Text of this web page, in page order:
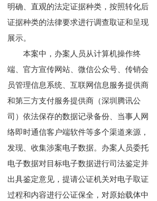
明确、直观的法定证据种类，按照转化后
证据种类的法律要求进行调查取证和呈现
展示。
本案中，办案人员从计算机操作终
端、官方宣传网站、微信公众号、传销会
员管理信息系统、互联网信息服务提供商
和第三方支付服务提供商（深圳腾讯公
司）依法保存的数据记录备份、当事人网
络即时通信客户端软件等多个渠道来源，
发现、收集涉案电子数据。办案人员委托
电子数据对目标电子数据进行司法鉴定并
出具鉴定意见，提请公证机关对电子取证
过程和内容进行公证保全，对原始载体中